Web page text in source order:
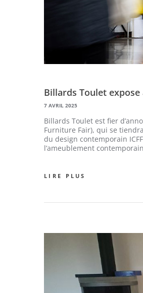
Billards Toulet expose
7 AVRIL 2025
Billards Toulet est fier
Furniture Fair), qui se
du design contemporain
l’ameublement
LIRE PLUS